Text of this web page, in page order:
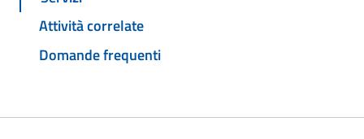
Attività correlate
Domande frequenti